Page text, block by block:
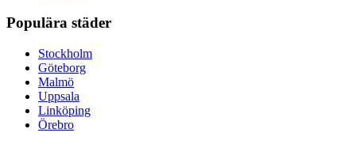
Populära städer
Stockholm
Göteborg
Malmö
Uppsala
Linköping
Örebro